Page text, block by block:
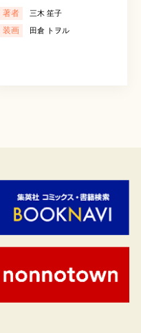
著者 三木 笙子
装画 田倉 トヲル